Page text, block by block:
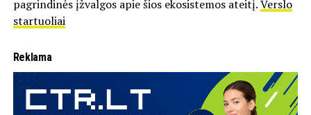
pagrindinės įžvalgos apie šios ekosistemos ateitį.Verslo
startuoliai
Reklama